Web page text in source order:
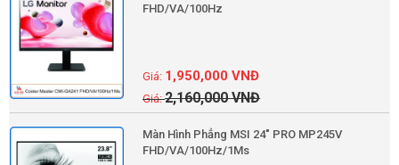
FHD/VA/100Hz
2,160,000VNĐ
1,950,000VNĐ
Màn Hình Phẳng MSI 24" PRO MP245V
FHD/VA/100Hz/1Ms